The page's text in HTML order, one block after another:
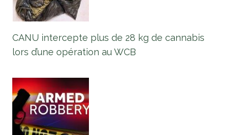
CANU intercepte plus de 28 kg de cannabis
lors d’une opération au WCB